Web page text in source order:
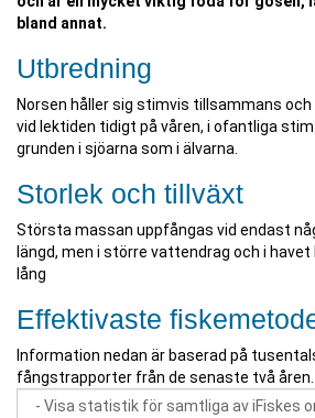
bland annat.
Utbredning
Norsen håller sig stimvis tillsammans
vid lektiden tidigt på våren, i ofantliga
grunden i sjöarna som i älvarna.
Storlek och tillväxt
Största massan uppfångas vid endast
längd, men i större vattendrag och i havet
lång
Effektivaste
Information nedan är baserad på
fångstrapporter från de senaste två åren.